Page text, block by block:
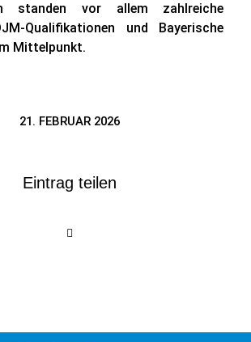
standen vor allem zahlreiche
Qualifikationen und Bayerische
Mittelpunkt.
21. FEBRUAR 2026
Eintrag teilen